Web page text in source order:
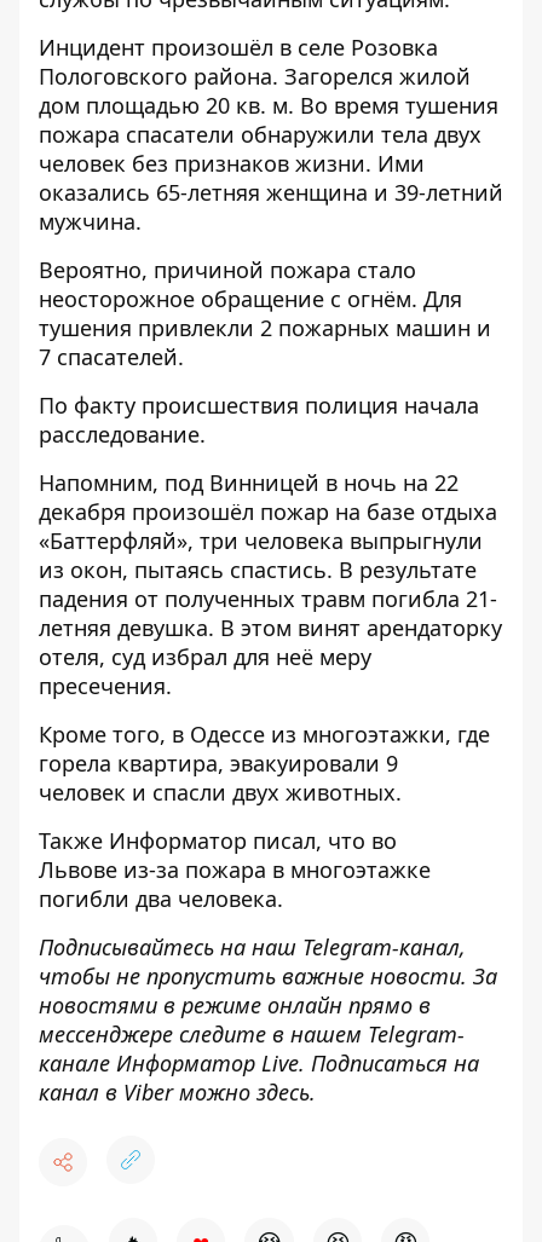
Инцидент произошёл в селе Розовка
Пологовского района. Загорелся жилой
дом площадью 20 кв. м. Во время тушения
пожара спасатели обнаружили тела двух
человек без признаков жизни. Ими
оказались 65-летняя женщина и 39-летний
мужчина.
Вероятно, причиной пожара стало
неосторожное обращение с огнём. Для
тушения привлекли 2 пожарных машин и
7 спасателей.
По факту происшествия полиция начала
расследование.
Напомним, под Винницей в ночь на 22
декабря произошёл пожар на базе отдыха
«Баттерфляй», три человека выпрыгнули
из окон, пытаясь спастись. В результате
падения от полученных травм погибла 21-
летняя девушка. В этом винят арендаторку
отеля, суд избрал для неё меру
пресечения.
Кроме того, в Одессе из многоэтажки, где
горела квартира, эвакуировали 9
человек и спасли двух животных.
Также Информатор писал, что во
Львове из-за пожара в многоэтажке
погибли два человека.
Подписывайтесь на наш Telegram-канал,
чтобы не пропустить важные новости. За
новостями в режиме онлайн прямо в
мессенджере следите в нашем Telegram-
канале Информатор Live. Подписаться на
канал в Viber можно здесь.